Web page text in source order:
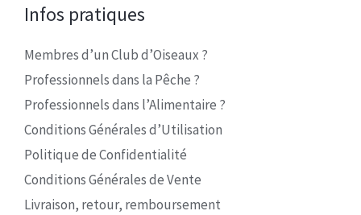
Infos pratiques
Membres d’un Club d’Oiseaux ?
Professionnels dans la Pêche ?
Professionnels dans l’Alimentaire ?
Conditions Générales d’Utilisation
Politique de Confidentialité
Conditions Générales de Vente
Livraison, retour, remboursement